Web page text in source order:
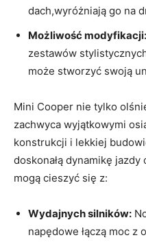
dach,wyróżniają go na
Możliwość modyfikacji:
zestawów
może stworzyć swoją
Mini Cooper nie tylko
zachwyca wyjątkowymi
konstrukcji i lekkiej
doskonałą dynamikę
mogą cieszyć się z:
Wydajnych silników:
napędowe łączą moc z